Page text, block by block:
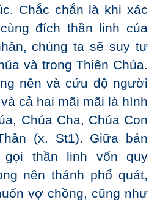
Chắc chắn là khi xác
đích thần linh của
chúng ta sẽ suy tư
và trong Thiên Chúa.
nên và cứu độ người
cả hai mãi mãi là hình
Chúa Cha, Chúa Con
(x. St1). Giữa bản
thần linh vốn quy
nên thánh phổ quát,
vợ chồng, cũng như